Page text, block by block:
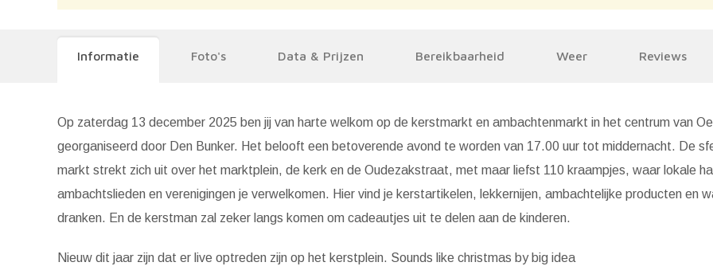
Informatie Foto's Data & Prijzen Bereikbaarheid Weer Reviews
Op zaterdag 13 december 2025 ben jij van harte welkom op de kerstmarkt en ambachtenmarkt in het centrum van
georganiseerd door Den Bunker. Het belooft een betoverende avond te worden van 17.00 uur tot middernacht. De
markt strekt zich uit over het marktplein, de kerk en de Oudezakstraat, met maar liefst 110 kraampjes, waar lokale
ambachtslieden en verenigingen je verwelkomen. Hier vind je kerstartikelen, lekkernijen, ambachtelijke producten en
dranken. En de kerstman zal zeker langs komen om cadeautjes uit te delen aan de kinderen.
Nieuw dit jaar zijn dat er live optreden zijn op het kerstplein. Sounds like christmas by big idea